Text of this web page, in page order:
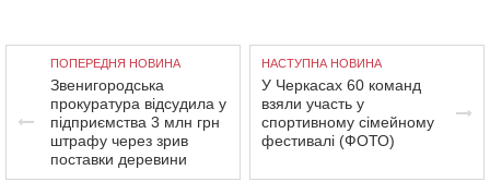
ПОПЕРЕДНЯ НОВИНА
Звенигородська
прокуратура відсудила у
підприємства 3 млн грн
штрафу через зрив
поставки деревини
НАСТУПНА НОВИНА
У Черкасах 60 команд
взяли участь у
спортивному сімейному
фестивалі (ФОТО)